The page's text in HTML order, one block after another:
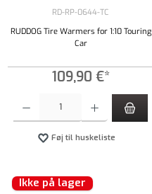
RD-RP-0644-TC
RUDDOG Tire Warmers for 1:10 Touring
Car
109,90 €*
Føj til huskeliste
Ikke på lager